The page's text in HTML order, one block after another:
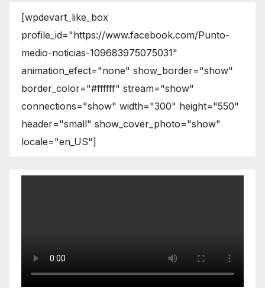
[wpdevart_like_box
profile_id="https://www.facebook.com/Punto-
medio-noticias-109683975075031"
animation_efect="none" show_border="show"
border_color="#ffffff" stream="show"
connections="show" width="300" height="550"
header="small" show_cover_photo="show"
locale="en_US"]